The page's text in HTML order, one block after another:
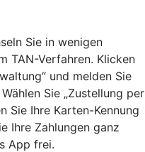
Sie in wenigen
TAN-Verfahren. Klicken
und melden Sie
Sie „Zustellung per
Sie Ihre Karten-Kennung
Ihre Zahlungen ganz
App frei.